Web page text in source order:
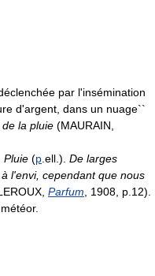
par l'insémination
d'argent, dans un nuage``
la pluie (MAURAIN,
Pluie (p.ell.). De larges
l'envi, cependant que nous
Parfum, 1908, p.12).